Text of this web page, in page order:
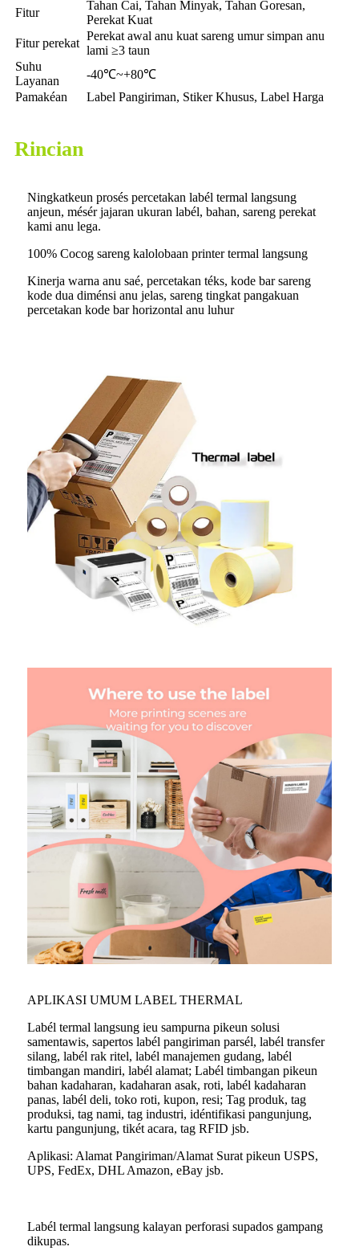
Fitur
Tahan Cai, Tahan Minyak, Tahan Goresan,
Perekat Kuat
Fitur perekat
Perekat awal anu kuat sareng umur simpan anu
lami ≥3 taun
Suhu
Layanan
-40℃~+80℃
Pamakéan
Label Pangiriman, Stiker Khusus, Label Harga
Rincian
Ningkatkeun prosés percetakan labél termal langsung
anjeun, mésér jajaran ukuran labél, bahan, sareng perekat
kami anu lega.
100% Cocog sareng kalolobaan printer termal langsung
Kinerja warna anu saé, percetakan téks, kode bar sareng
kode dua diménsi anu jelas, sareng tingkat pangakuan
percetakan kode bar horizontal anu luhur
APLIKASI UMUM LABEL THERMAL
Labél termal langsung ieu sampurna pikeun solusi
samentawis, sapertos labél pangiriman parsél, labél transfer
silang, labél rak ritel, labél manajemen gudang, labél
timbangan mandiri, labél alamat; Labél timbangan pikeun
bahan kadaharan, kadaharan asak, roti, labél kadaharan
panas, labél deli, toko roti, kupon, resi; Tag produk, tag
produksi, tag nami, tag industri, idéntifikasi pangunjung,
kartu pangunjung, tikét acara, tag RFID jsb.
Aplikasi: Alamat Pangiriman/Alamat Surat pikeun USPS,
UPS, FedEx, DHL Amazon, eBay jsb.
Labél termal langsung kalayan perforasi supados gampang
dikupas.